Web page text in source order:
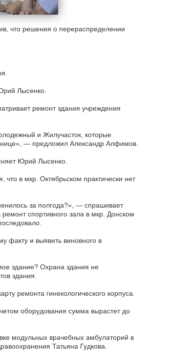
что решения о перераспределении
Лысенко.
ремонт здания учреждения
и Жилучасток, которые
— предложил Александр Алфимов.
Юрий Лысенко.
что в мкр. Октябрьском практически нет
за полгода?», — спрашивает
спортивного зала в мкр. Донском
факту и выявить виновного в
здание? Охрана здания не
здания.
ремонта гинекологического корпуса.
оборудования сумма вырастет до
модульных врачебных амбулаторий в
Татьяна Гудкова.